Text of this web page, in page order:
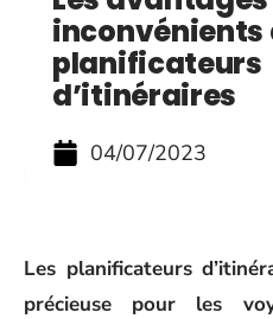
inconvénients
planificateurs
d’itinéraires
04/07/2023
Les planificateurs
précieuse pour les